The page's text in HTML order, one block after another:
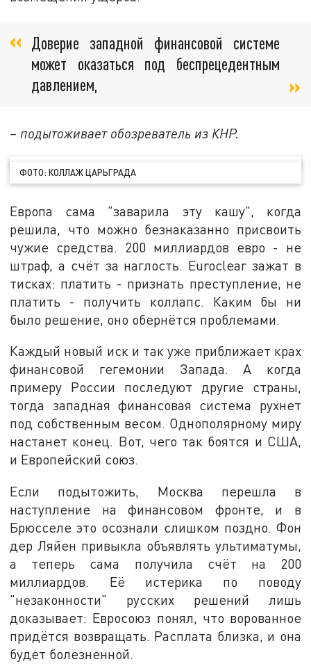
Доверие западной финансовой системе
может оказаться под беспрецедентным
давлением,
– подытоживает обозреватель из КНР.
ФОТО: КОЛЛАЖ ЦАРЬГРАДА
Европа сама "заварила эту кашу", когда
решила, что можно безнаказанно присвоить
чужие средства. 200 миллиардов евро - не
штраф, а счёт за наглость. Euroclear зажат в
тисках: платить - признать преступление, не
платить - получить коллапс. Каким бы ни
было решение, оно обернётся проблемами.
Каждый новый иск и так уже приближает крах
финансовой гегемонии Запада. А когда
примеру России последуют другие страны,
тогда западная финансовая система рухнет
под собственным весом. Однополярному миру
настанет конец. Вот, чего так боятся и США,
и Европейский союз.
Если подытожить, Москва перешла в
наступление на финансовом фронте, и в
Брюсселе это осознали слишком поздно. Фон
дер Ляйен привыкла объявлять ультиматумы,
а теперь сама получила счёт на 200
миллиардов. Её истерика по поводу
"незаконности" русских решений лишь
доказывает: Евросоюз понял, что ворованное
придётся возвращать. Расплата близка, и она
будет болезненной.